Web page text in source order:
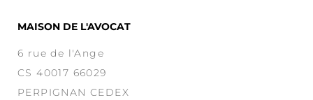
MAISON DE L'AVOCAT
6 rue de l'Ange
CS 40017 66029
PERPIGNAN CEDEX